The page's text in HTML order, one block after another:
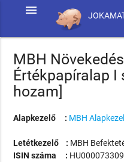
menu
MBH
Értékpapíralap I
hozam]
Alapkezelő : MBH
Letétkezelő : MBH
ISIN száma :